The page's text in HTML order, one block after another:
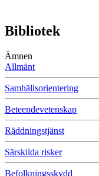
Bibliotek
Ämnen
Allmänt
Samhällsorientering
Beteendevetenskap
Räddningstjänst
Särskilda risker
Befolkningsskydd